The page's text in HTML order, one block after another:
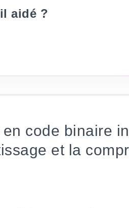
aidé ?
code binaire
et la